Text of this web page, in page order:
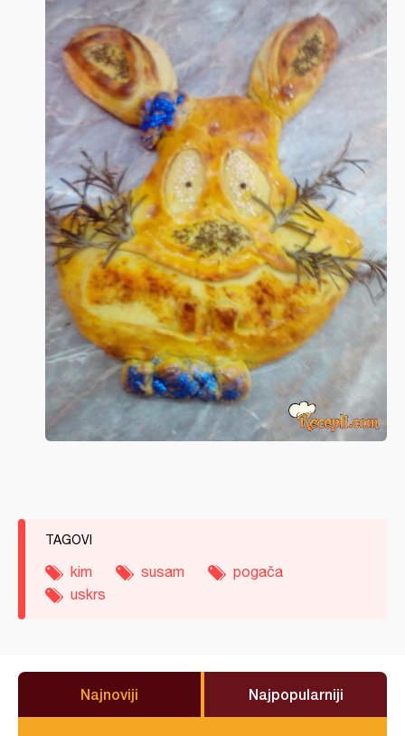
TAGOVI
kim susam
pogača
uskrs
Najnoviji Najpopularniji